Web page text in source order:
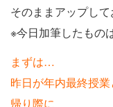
そのままアップして
※今日加筆したもの
まずは…
昨日が年内最終授業
帰り際に